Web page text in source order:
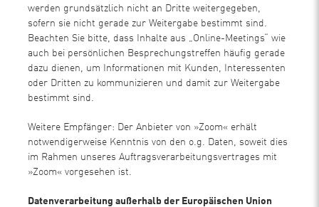
werden grundsätzlich nicht an Dritte weitergegeben,
sofern sie nicht gerade zur Weitergabe bestimmt sind.
Beachten Sie bitte, dass Inhalte aus „Online-Meetings“ wie
auch bei persönlichen Besprechungstreffen häufig gerade
dazu dienen, um Informationen mit Kunden, Interessenten
oder Dritten zu kommunizieren und damit zur Weitergabe
bestimmt sind.
Weitere Empfänger: Der Anbieter von »Zoom« erhält
notwendigerweise Kenntnis von den o.g. Daten, soweit dies
im Rahmen unseres Auftragsverarbeitungsvertrages mit
»Zoom« vorgesehen ist.
Datenverarbeitung außerhalb der Europäischen Union